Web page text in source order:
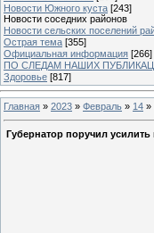
Новости Южного куста [243]
Новости соседних районов
Новости сельских поселений
Острая тема [355]
Официальная информация [266]
ПО СЛЕДАМ НАШИХ
Здоровье [817]
Главная » 2023 » Февраль » 14 »
Губернатор поручил